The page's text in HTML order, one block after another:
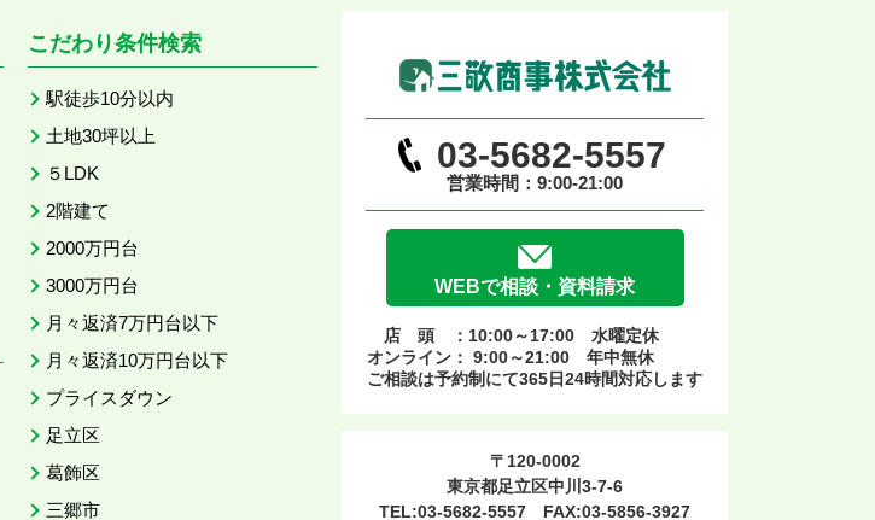
こだわり条件検索
駅徒歩10分以内
土地30坪以上
５LDK
2階建て
2000万円台
3000万円台
月々返済7万円台以下
月々返済10万円台以下
プライスダウン
足立区
葛飾区
三郷市
03-5682-5557
営業時間：9:00-21:00
WEBで相談・資料請求
店 頭 ：10:00～17:00 水曜定休
オンライン： 9:00～21:00 年中無休
ご相談は予約制にて365日24時間対応します
〒120-0002
東京都足立区中川3-7-6
TEL:03-5682-5557 FAX:03-5856-3927